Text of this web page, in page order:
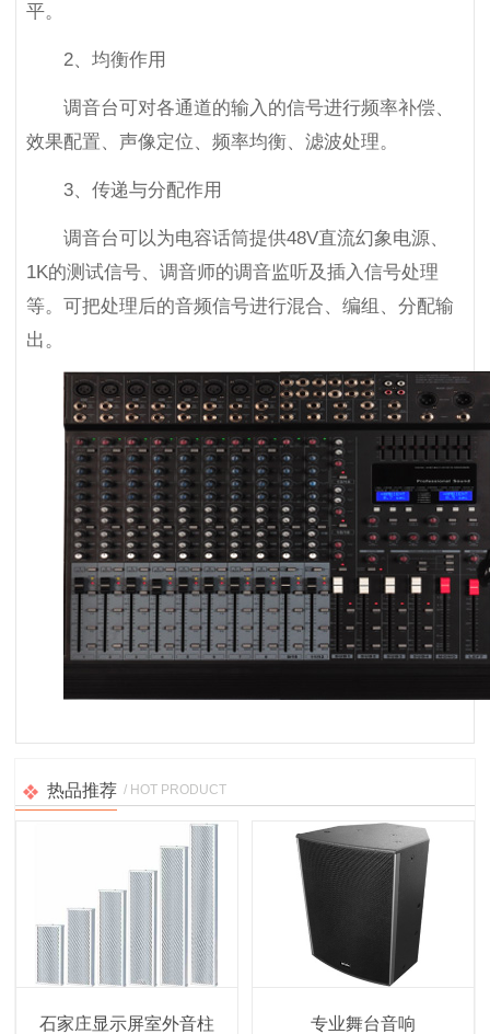
平。
2、均衡作用
调音台可对各通道的输入的信号进行频率补偿、
效果配置、声像定位、频率均衡、滤波处理。
3、传递与分配作用
调音台可以为电容话筒提供48V直流幻象电源、
1K的测试信号、调音师的调音监听及插入信号处理
等。可把处理后的音频信号进行混合、编组、分配输
出。
热品推荐 / HOT PRODUCT
石家庄显示屏室外音柱 专业舞台音响